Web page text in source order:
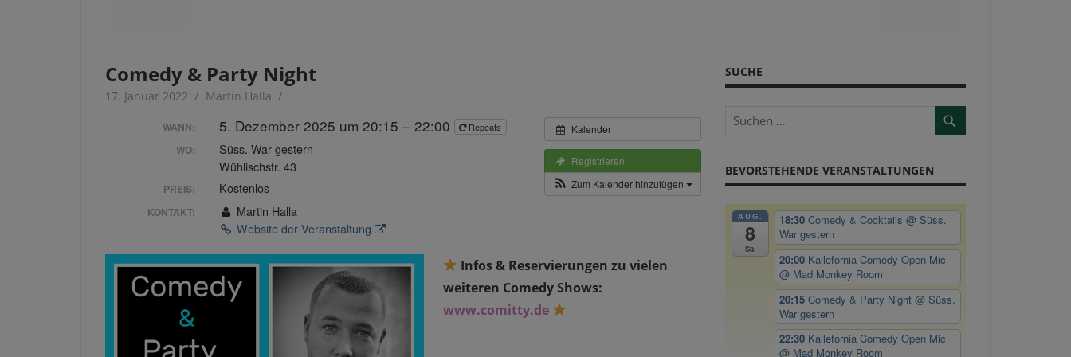
Comedy & Party Night
17. Januar 2022 Martin Halla
Kalender
Registrieren
Zum Kalender hinzufügen
WANN: 5. Dezember 2025 um 20:15 – 22:00 Repeats
WO:
Süss. War gestern
Wühlischstr. 43
PREIS: Kostenlos
KONTAKT:
Martin Halla
Website der Veranstaltung
Infos & Reservierungen zu vielen
weiteren Comedy Shows:
www.comitty.de
SUCHE
BEVORSTEHENDE VERANSTALTUNGEN
AUG.
8
Sa.
18:30Comedy & Cocktails@ Süss.
War gestern
20:00 Kallefornia Comedy Open Mic
@ Mad Monkey Room
20:15Comedy & Party Night@ Süss.
War gestern
22:30 Kallefornia Comedy Open Mic
@ Mad Monkey Room